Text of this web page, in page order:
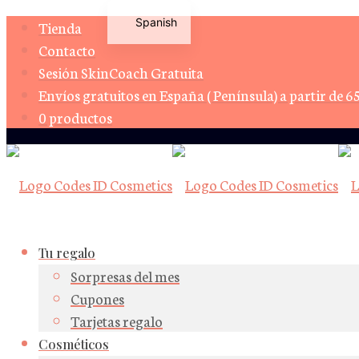
Tienda
Contacto
Sesión SkinCoach Gratuita
Envíos gratuitos en España ( Península) a partir de
0 productos
Tu regalo
Sorpresas del mes
Cupones
Tarjetas regalo
Cosméticos
Spanish
English